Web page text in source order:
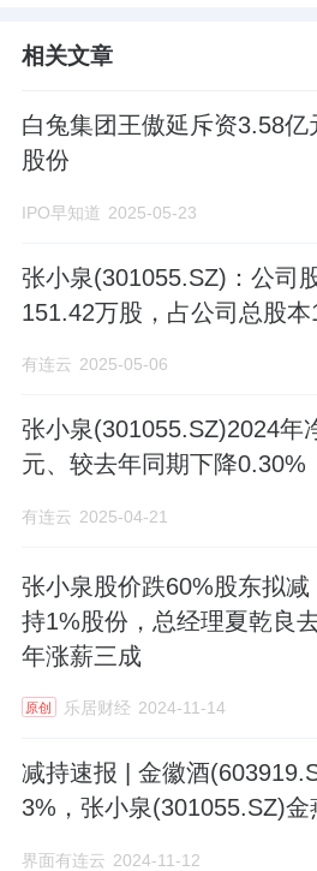
相关文章
白兔集团王傲延斥资3.58
股份
IPO早知道 2025-05-23
张小泉(301055.SZ)：公司
151.42万股，占公司总股本
有连云 2025-05-06
张小泉(301055.SZ)2024年
元、较去年同期下降0.30%
有连云 2025-04-21
张小泉股价跌60%股东拟减
持1%股份，总经理夏乾良
年涨薪三成
原创 乐居财经 2024-11-14
减持速报 | 金徽酒
3%，张小泉(301055.SZ)
界面有连云 2024-11-12